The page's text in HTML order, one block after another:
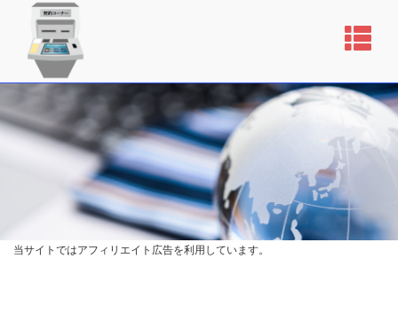
当サイトではアフィリエイト広告を利用しています。